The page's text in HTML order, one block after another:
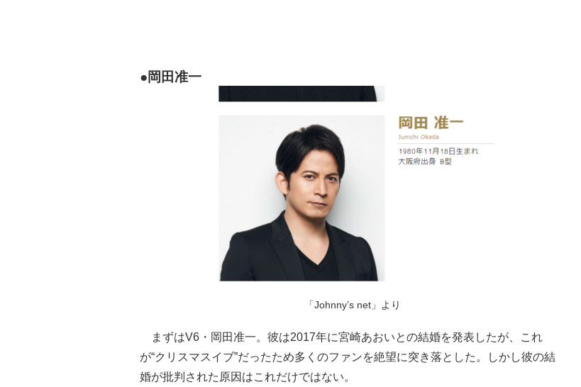
●岡田准一
「Johnny’s net」より
まずはV6・岡田准一。彼は2017年に宮崎あおいとの結婚を発表したが、これ
が“クリスマスイブ”だったため多くのファンを絶望に突き落とした。しかし彼の結
婚が批判された原因はこれだけではない。